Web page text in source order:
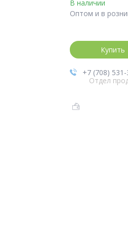
В наличии
Оптом и в
Купить
+7 (708)
Отдел